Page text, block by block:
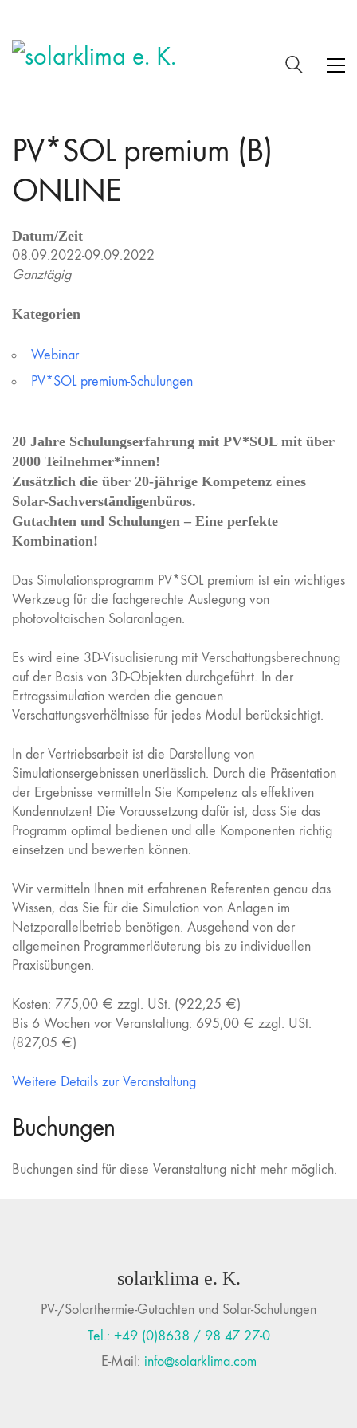
PV*SOL premium (B)
ONLINE
Datum/Zeit
08.09.2022-09.09.2022
Ganztägig
Kategorien
Webinar
PV*SOL premium-Schulungen
20 Jahre Schulungserfahrung mit PV*SOL mit über
2000 Teilnehmer*innen!
Zusätzlich die über 20-jährige Kompetenz eines
Solar-Sachverständigenbüros.
Gutachten und Schulungen – Eine perfekte
Kombination!
Das Simulationsprogramm PV*SOL premium ist ein wichtiges
Werkzeug für die fachgerechte Auslegung von
photovoltaischen Solaranlagen.
Es wird eine 3D-Visualisierung mit Verschattungsberechnung
auf der Basis von 3D-Objekten durchgeführt. In der
Ertragssimulation werden die genauen
Verschattungsverhältnisse für jedes Modul berücksichtigt.
In der Vertriebsarbeit ist die Darstellung von
Simulationsergebnissen unerlässlich. Durch die Präsentation
der Ergebnisse vermitteln Sie Kompetenz als effektiven
Kundennutzen! Die Voraussetzung dafür ist, dass Sie das
Programm optimal bedienen und alle Komponenten richtig
einsetzen und bewerten können.
Wir vermitteln Ihnen mit erfahrenen Referenten genau das
Wissen, das Sie für die Simulation von Anlagen im
Netzparallelbetrieb benötigen. Ausgehend von der
allgemeinen Programmerläuterung bis zu individuellen
Praxisübungen.
Kosten: 775,00 € zzgl. USt. (922,25 €)
Bis 6 Wochen vor Veranstaltung: 695,00 € zzgl. USt.
(827,05 €)
Weitere Details zur Veranstaltung
Buchungen
Buchungen sind für diese Veranstaltung nicht mehr möglich.
solarklima e. K.
PV-/Solarthermie-Gutachten und Solar-Schulungen
Tel.: +49 (0)8638 / 98 47 27-0
E-Mail: info@solarklima.com